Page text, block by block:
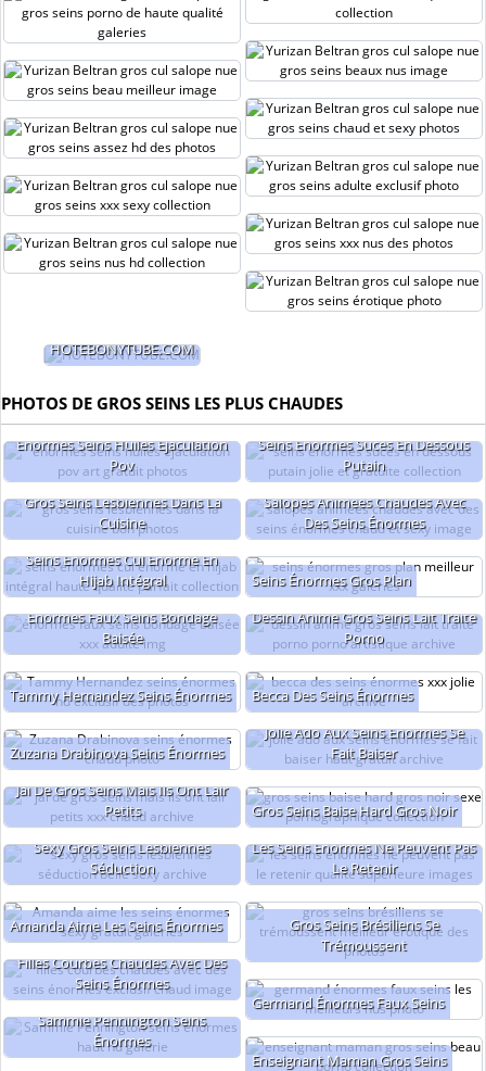
HOTEBONYTUBE.COM
PHOTOS DE GROS SEINS LES PLUS CHAUDES
Énormes Seins Huilés Éjaculation
Pov
Seins Énormes Sucés En Dessous
Putain
Gros Seins Lesbiennes Dans La
Cuisine
Salopes Animées Chaudes Avec
Des Seins Énormes
Seins Énormes Cul Énorme En
Hijab Intégral
Seins Énormes Gros Plan
Énormes Faux Seins Bondage
Baisée
Dessin Animé Gros Seins Lait Traite
Porno
Tammy Hernandez Seins Énormes Becca Des Seins Énormes
Zuzana Drabinova Seins Énormes
Jolie Ado Aux Seins Énormes Se
Fait Baiser
Jai De Gros Seins Mais Ils Ont Lair
Petits
Gros Seins Baise Hard Gros Noir
Sexy Gros Seins Lesbiennes
Séduction
Les Seins Énormes Ne Peuvent Pas
Le Retenir
Amanda Aime Les Seins Énormes
Gros Seins Brésiliens Se
Trémoussent
Filles Courbes Chaudes Avec Des
Seins Énormes
Germand Énormes Faux Seins
Sammie Pennington Seins
Énormes
Enseignant Maman Gros Seins